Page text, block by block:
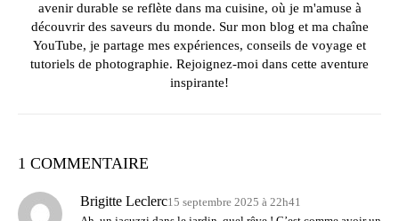
avenir durable se reflète dans ma cuisine, où je m'amuse à
découvrir des saveurs du monde. Sur mon blog et ma chaîne
YouTube, je partage mes expériences, conseils de voyage et
tutoriels de photographie. Rejoignez-moi dans cette aventure
inspirante!
1 COMMENTAIRE
Brigitte Leclerc15 septembre 2025 à 22h41